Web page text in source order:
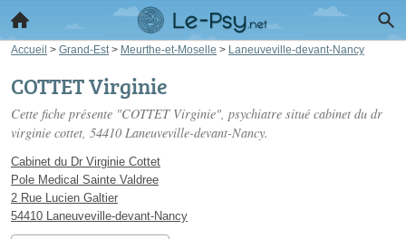
Accueil > Grand-Est > Meurthe-et-Moselle > Laneuveville-devant-Nancy
COTTET Virginie
Cette fiche présente "COTTET Virginie", psychiatre situé cabinet du dr
virginie cottet, 54410 Laneuveville-devant-Nancy.
Cabinet du Dr Virginie Cottet
Pole Medical Sainte Valdree
2 Rue Lucien Galtier
54410 Laneuveville-devant-Nancy